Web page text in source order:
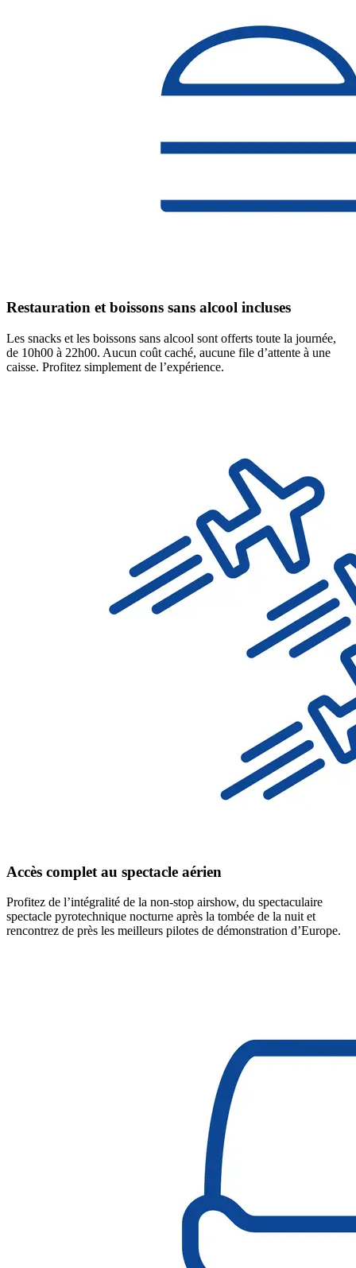
Restauration et boissons sans alcool incluses
Les snacks et les boissons sans alcool sont offerts toute la journée,
de 10h00 à 22h00. Aucun coût caché, aucune file d’attente à une
caisse. Profitez simplement de l’expérience.
Accès complet au spectacle aérien
Profitez de l’intégralité de la non-stop airshow, du spectaculaire
spectacle pyrotechnique nocturne après la tombée de la nuit et
rencontrez de près les meilleurs pilotes de démonstration d’Europe.